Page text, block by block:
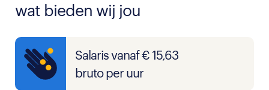
wat bieden wij jou
Salaris vanaf € 15,63
bruto per uur